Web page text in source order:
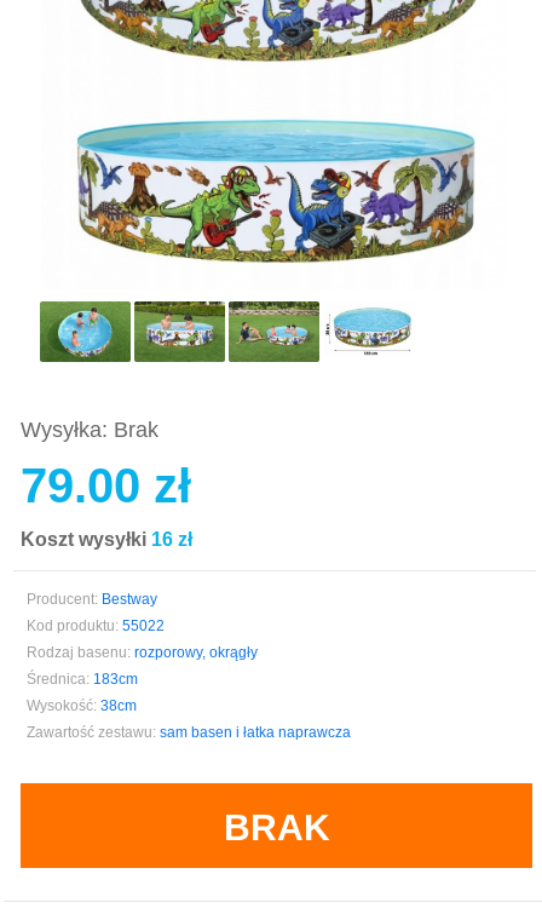
Wysyłka: Brak
BRAK
79.00 zł
Koszt wysyłki 16 zł
Producent: Bestway
Kod produktu: 55022
Rodzaj basenu: rozporowy, okrągły
Średnica: 183cm
Wysokość: 38cm
Zawartość zestawu: sam basen i łatka naprawcza